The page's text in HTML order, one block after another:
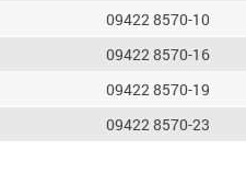
09422 8570-10
09422 8570-16
09422 8570-19
09422 8570-23